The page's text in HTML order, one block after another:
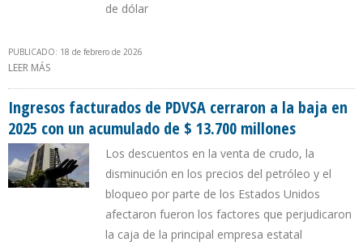
de dólar
PUBLICADO: 18 de febrero de 2026
LEER MÁS
Ingresos facturados de PDVSA cerraron a la baja en
2025 con un acumulado de $ 13.700 millones
Los descuentos en la venta de crudo, la
disminución en los precios del petróleo y el
bloqueo por parte de los Estados Unidos
afectaron fueron los factores que perjudicaron
la caja de la principal empresa estatal